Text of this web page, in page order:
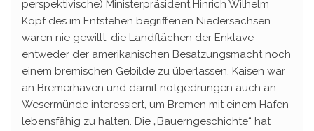
perspektivische) Ministerpräsident Hinrich Wilhelm
Kopf des im Entstehen begriffenen Niedersachsen
waren nie gewillt, die Landflächen der Enklave
entweder der amerikanischen Besatzungsmacht noch
einem bremischen Gebilde zu überlassen. Kaisen war
an Bremerhaven und damit notgedrungen auch an
Wesermünde interessiert, um Bremen mit einem Hafen
lebensfähig zu halten. Die „Bauerngeschichte“ hat